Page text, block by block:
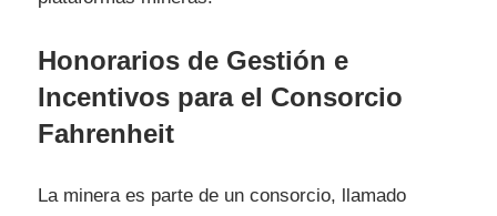
Honorarios de Gestión e
Incentivos para el Consorcio
Fahrenheit
La minera es parte de un consorcio, llamado